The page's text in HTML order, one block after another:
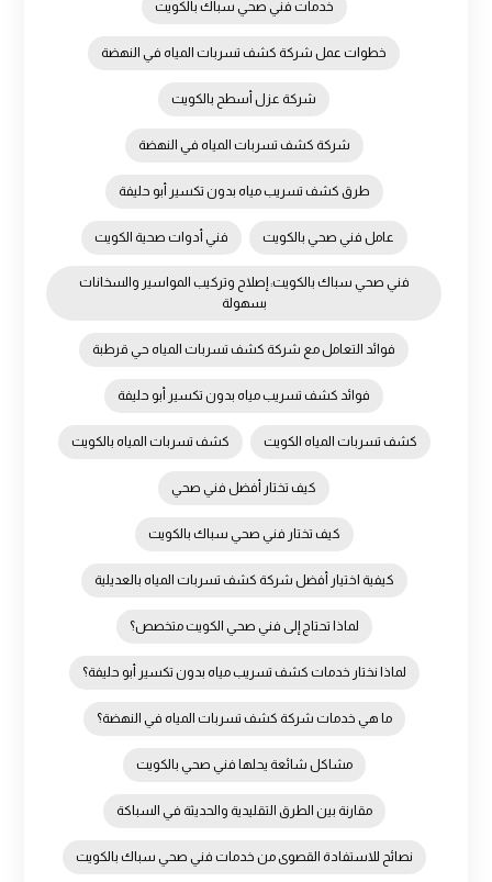
خدمات فني صحي سباك بالكويت
خطوات عمل شركة كشف تسربات المياه في النهضة
شركة عزل أسطح بالكويت
شركة كشف تسربات المياه في النهضة
طرق كشف تسريب مياه بدون تكسير أبو حليفة
عامل فني صحي بالكويت فني أدوات صحية الكويت
فني صحي سباك بالكويت: إصلاح وتركيب المواسير والسخانات
بسهولة
فوائد التعامل مع شركة كشف تسربات المياه حي قرطبة
فوائد كشف تسريب مياه بدون تكسير أبو حليفة
كشف تسربات المياه الكويت كشف تسربات المياه بالكويت
كيف تختار أفضل فني صحي
كيف تختار فني صحي سباك بالكويت
كيفية اختيار أفضل شركة كشف تسربات المياه بالعديلية
لماذا تحتاج إلى فني صحي الكويت متخصص؟
لماذا نختار خدمات كشف تسريب مياه بدون تكسير أبو حليفة؟
ما هي خدمات شركة كشف تسربات المياه في النهضة؟
مشاكل شائعة يحلها فني صحي بالكويت
مقارنة بين الطرق التقليدية والحديثة في السباكة
نصائح للاستفادة القصوى من خدمات فني صحي سباك بالكويت